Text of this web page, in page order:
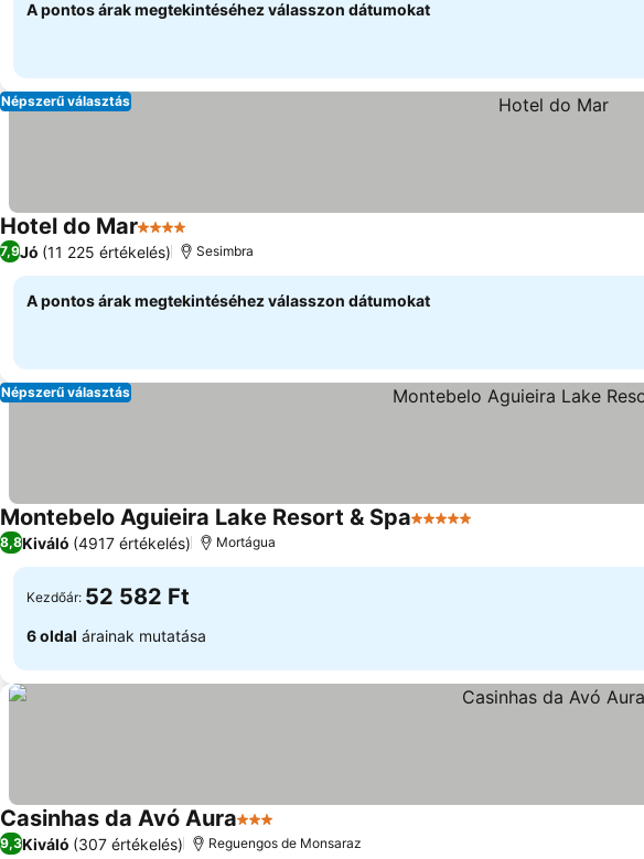
A pontos árak megtekintéséhez válasszon dátumokat
Népszerű választás
Hotel do Mar4 Kategória
7,9Jó (11 225 értékelés) Sesimbra
A pontos árak megtekintéséhez válasszon dátumokat
Népszerű választás
Montebelo Aguieira Lake Resort & Spa5 Kategória
8,8Kiváló (4917 értékelés) Mortágua
Kezdőár: 52 582 Ft
6 oldal árainak mutatása
Casinhas da Avó Aura3 Kategória
9,3Kiváló (307 értékelés) Reguengos de Monsaraz